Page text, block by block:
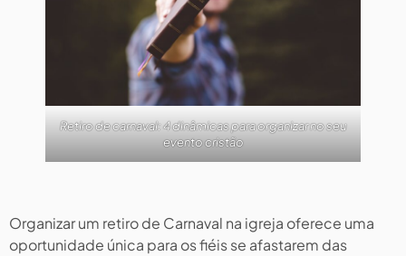
Retiro de carnaval: 4 dinâmicas para organizar no seu
evento cristão
Organizar um retiro de Carnaval na igreja oferece uma
oportunidade única para os fiéis se afastarem das